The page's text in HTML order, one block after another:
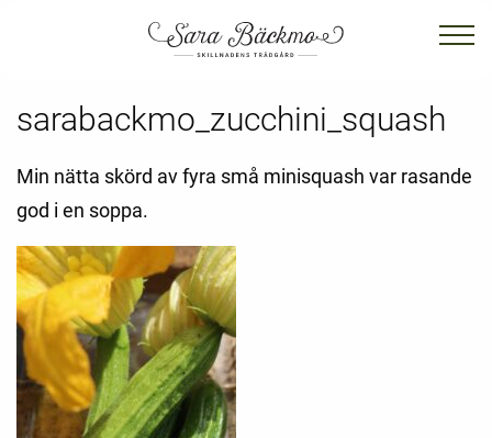
sarabackmo_zucchini_squash
Min nätta skörd av fyra små minisquash var rasande
god i en soppa.